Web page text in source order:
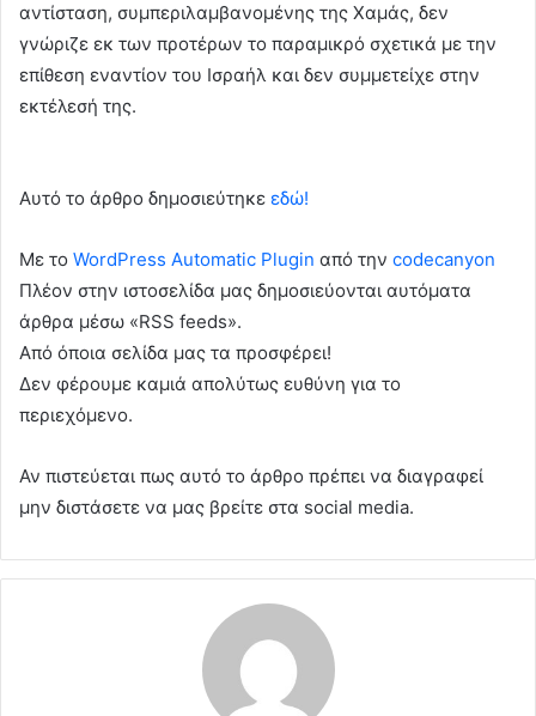
αντίσταση, συμπεριλαμβανομένης της Χαμάς, δεν
γνώριζε εκ των προτέρων το παραμικρό σχετικά με την
επίθεση εναντίον του Ισραήλ και δεν συμμετείχε στην
εκτέλεσή της.
Αυτό το άρθρο δημοσιεύτηκε εδώ!
Με το WordPress Automatic Plugin από την codecanyon
Πλέον στην ιστοσελίδα μας δημοσιεύονται αυτόματα
άρθρα μέσω «RSS feeds».
Από όποια σελίδα μας τα προσφέρει!
Δεν φέρουμε καμιά απολύτως ευθύνη για το
περιεχόμενο.
Αν πιστεύεται πως αυτό το άρθρο πρέπει να διαγραφεί
μην διστάσετε να μας βρείτε στα social media.